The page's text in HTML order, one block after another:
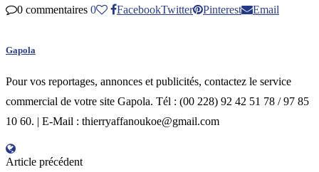
0 commentaires 0 FacebookTwitter Pinterest Email
Gapola
Pour vos reportages, annonces et publicités, contactez le service
commercial de votre site Gapola. Tél : (00 228) 92 42 51 78 / 97 85
10 60. | E-Mail : thierryaffanoukoe@gmail.com
Article précédent